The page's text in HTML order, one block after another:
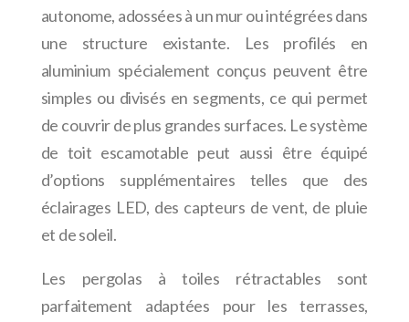
autonome, adossées à un mur ou intégrées dans
une structure existante. Les profilés en
aluminium spécialement conçus peuvent être
simples ou divisés en segments, ce qui permet
de couvrir de plus grandes surfaces. Le système
de toit escamotable peut aussi être équipé
d’options supplémentaires telles que des
éclairages LED, des capteurs de vent, de pluie
et de soleil.
Les pergolas à toiles rétractables sont
parfaitement adaptées pour les terrasses,